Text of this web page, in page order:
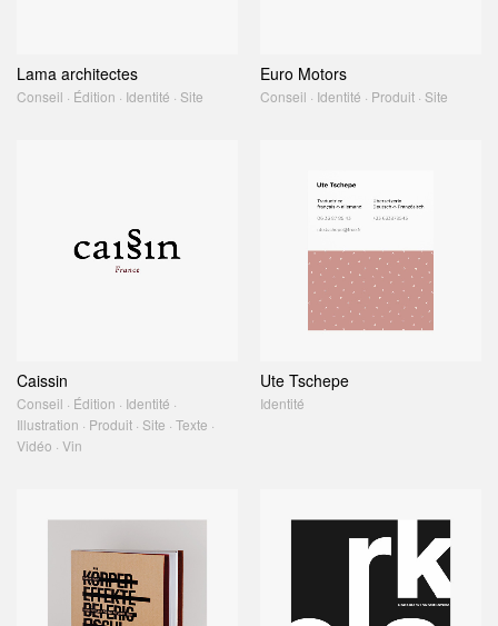
Lama architectes
Conseil · Édition · Identité · Site
Euro Motors
Conseil · Identité · Produit · Site
Caissin
Conseil · Édition · Identité ·
Illustration · Produit · Site · Texte ·
Vidéo · Vin
Ute Tschepe
Identité